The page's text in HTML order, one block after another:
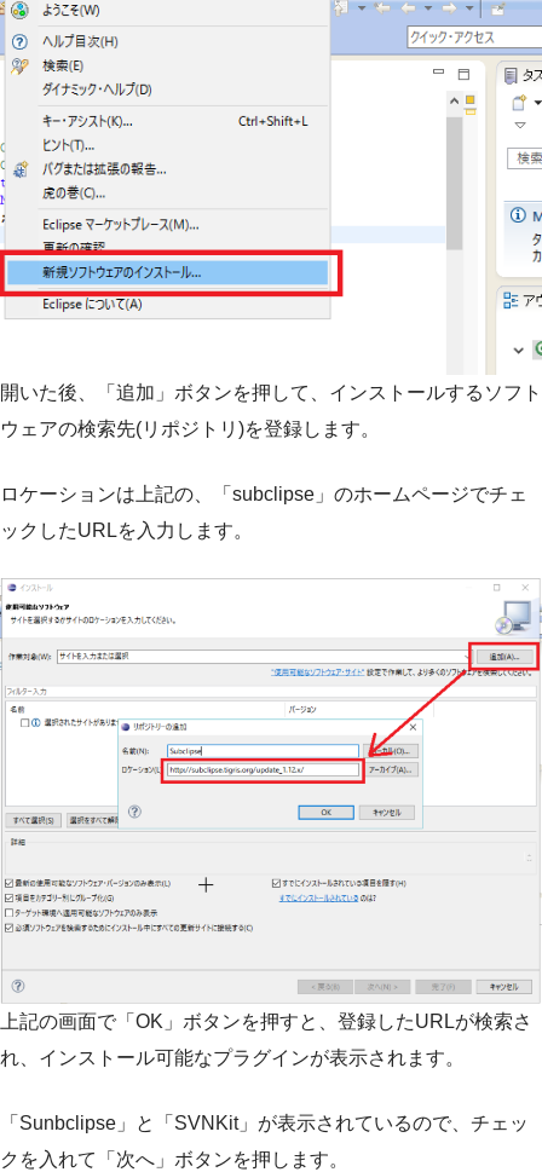
開いた後、「追加」ボタンを押して、インストールするソフト
ウェアの検索先(リポジトリ)を登録します。
ロケーションは上記の、「subclipse」のホームページでチェ
ックしたURLを入力します。
上記の画面で「OK」ボタンを押すと、登録したURLが検索さ
れ、インストール可能なプラグインが表示されます。
「Sunbclipse」と「SVNKit」が表示されているので、チェッ
クを入れて「次へ」ボタンを押します。